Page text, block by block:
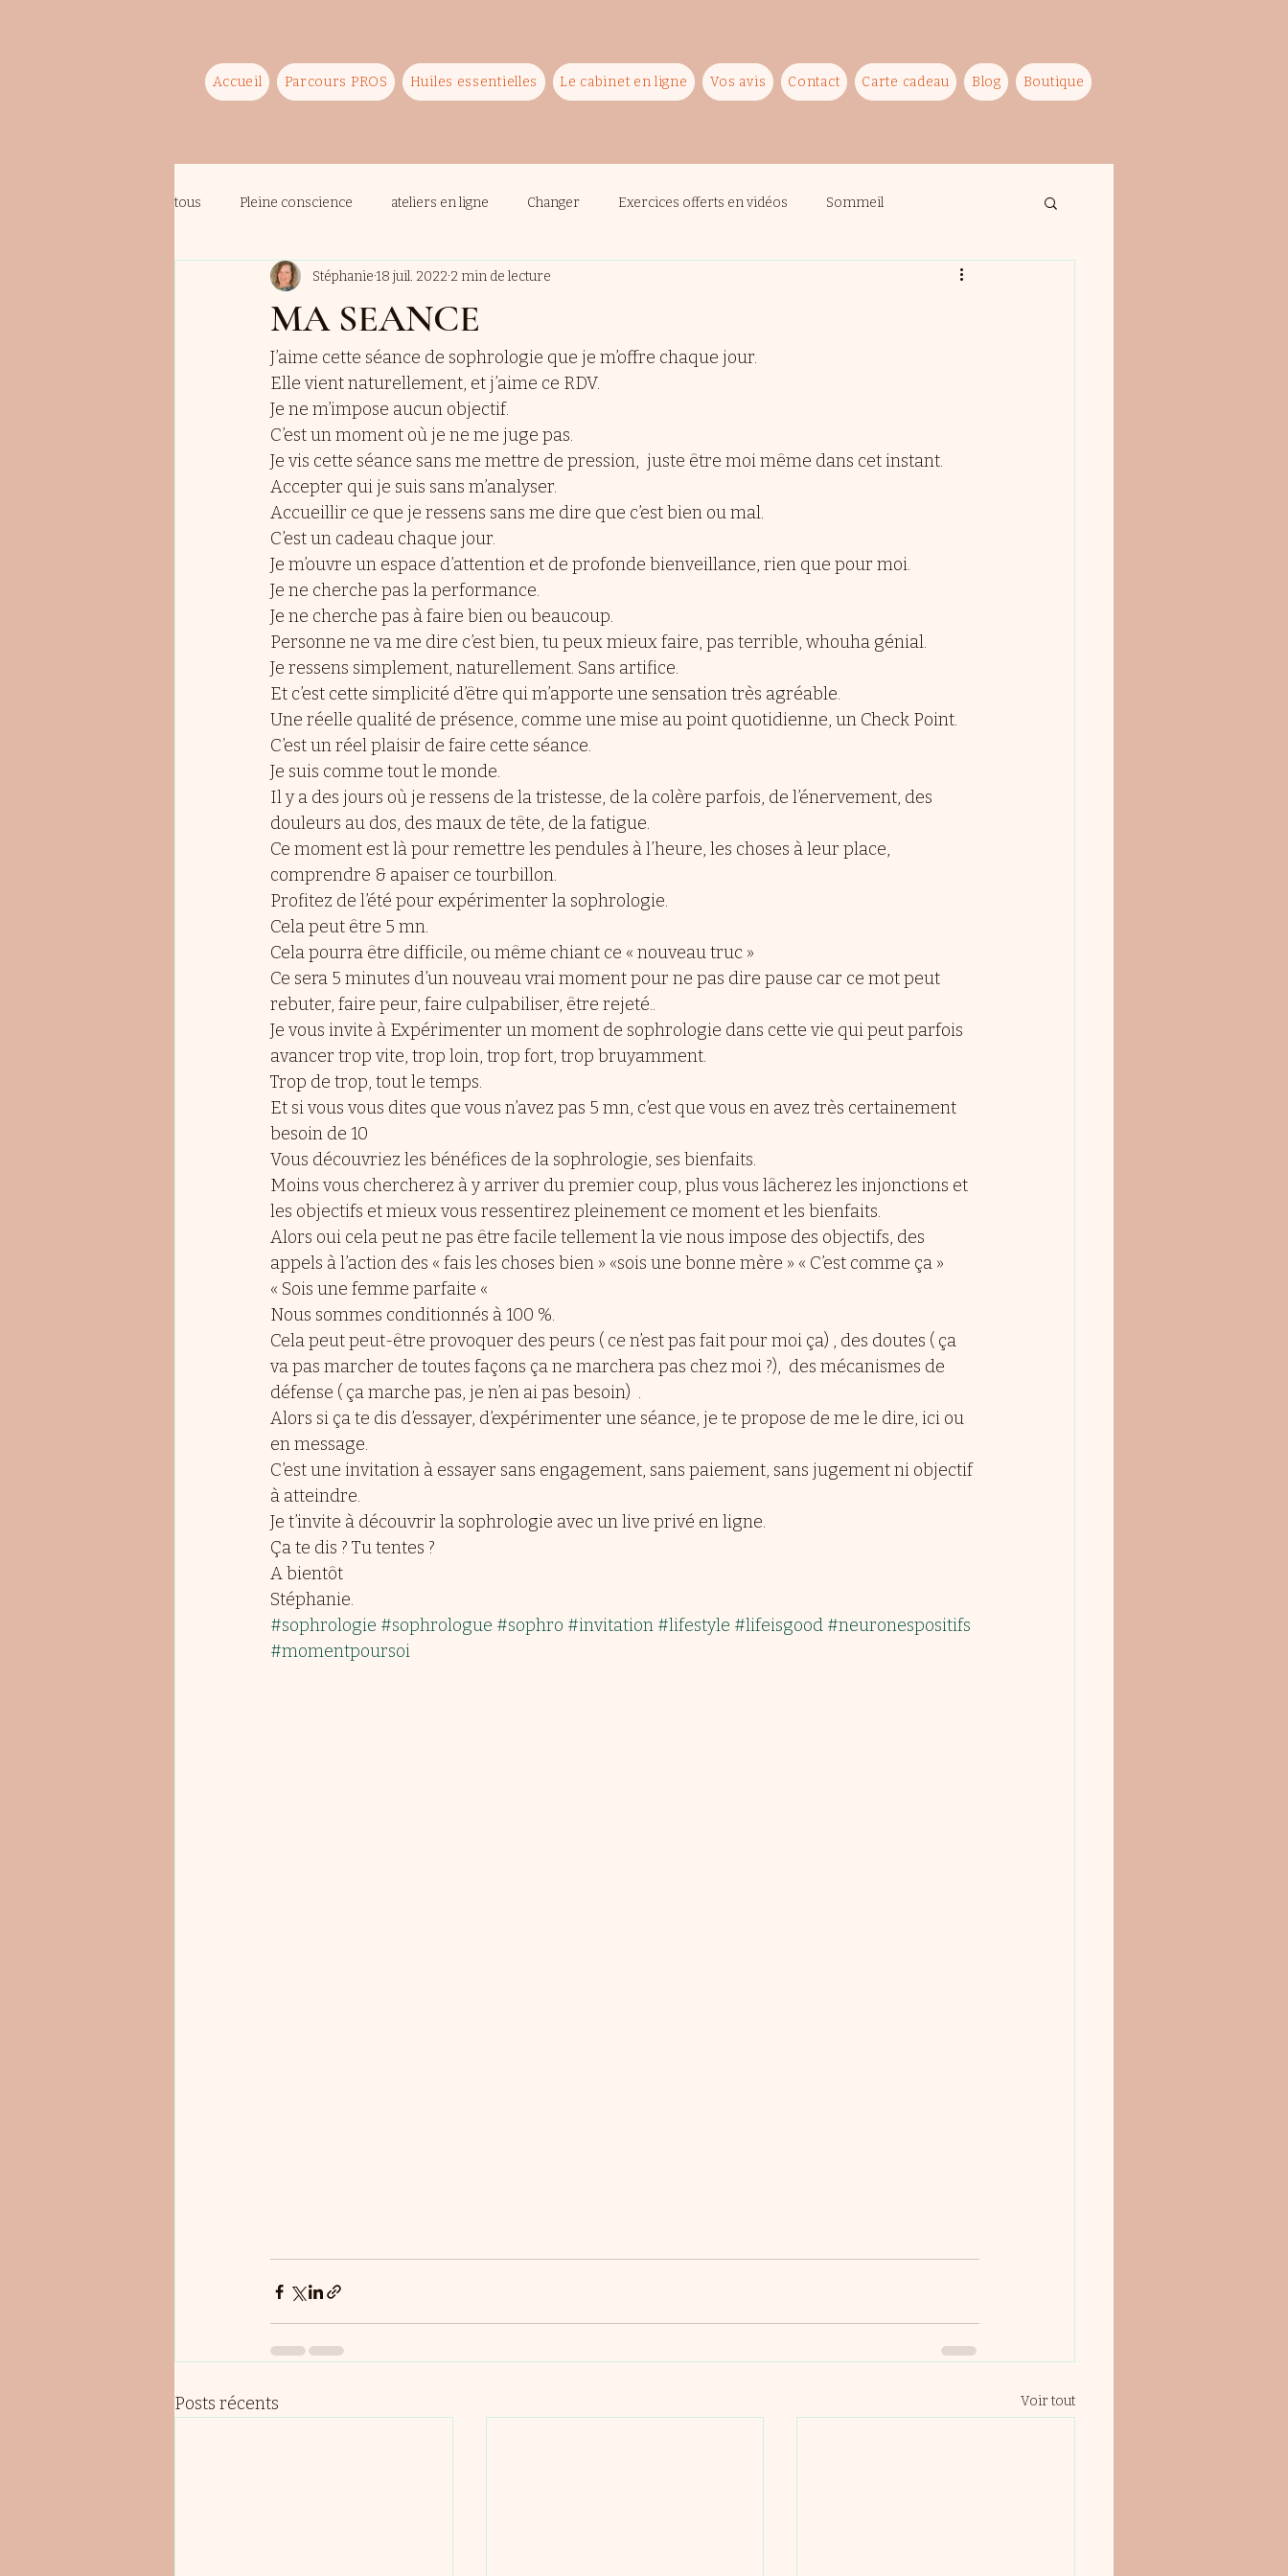
Accueil Parcours PROS Huiles essentielles Le cabinet en ligne Vos avis Contact Carte cadeau Blog Boutique
tous Pleine conscience ateliers en ligne Changer Exercices offerts en vidéos Sommeil
MA SEANCE
Stéphanie18 juil. 2022 2 min de lecture
J’aime cette séance de sophrologie que je m’offre chaque jour.
Elle vient naturellement, et j’aime ce RDV.
Je ne m’impose aucun objectif.
C’est un moment où je ne me juge pas.
Je vis cette séance sans me mettre de pression,  juste être moi même dans cet instant.
Accepter qui je suis sans m’analyser.
Accueillir ce que je ressens sans me dire que c’est bien ou mal.
C’est un cadeau chaque jour.
Je m’ouvre un espace d’attention et de profonde bienveillance, rien que pour moi.
Je ne cherche pas la performance.
Je ne cherche pas à faire bien ou beaucoup.
Personne ne va me dire c’est bien, tu peux mieux faire, pas terrible, whouha génial.
Je ressens simplement, naturellement. Sans artifice.
Et c’est cette simplicité d’être qui m’apporte une sensation très agréable.
Une réelle qualité de présence, comme une mise au point quotidienne, un Check Point.
C’est un réel plaisir de faire cette séance.
Je suis comme tout le monde.
Il y a des jours où je ressens de la tristesse, de la colère parfois, de l’énervement, des
douleurs au dos, des maux de tête, de la fatigue.
Ce moment est là pour remettre les pendules à l’heure, les choses à leur place,
comprendre & apaiser ce tourbillon.
Profitez de l’été pour expérimenter la sophrologie.
Cela peut être 5 mn.
Cela pourra être difficile, ou même chiant ce « nouveau truc »
Ce sera 5 minutes d’un nouveau vrai moment pour ne pas dire pause car ce mot peut
rebuter, faire peur, faire culpabiliser, être rejeté..
Je vous invite à Expérimenter un moment de sophrologie dans cette vie qui peut parfois
avancer trop vite, trop loin, trop fort, trop bruyamment.
Trop de trop, tout le temps.
Et si vous vous dites que vous n’avez pas 5 mn, c’est que vous en avez très certainement
besoin de 10
Vous découvriez les bénéfices de la sophrologie, ses bienfaits.
Moins vous chercherez à y arriver du premier coup, plus vous lâcherez les injonctions et
les objectifs et mieux vous ressentirez pleinement ce moment et les bienfaits.
Alors oui cela peut ne pas être facile tellement la vie nous impose des objectifs, des
appels à l’action des « fais les choses bien » «sois une bonne mère » « C’est comme ça »
« Sois une femme parfaite «
Nous sommes conditionnés à 100 %.
Cela peut peut-être provoquer des peurs ( ce n’est pas fait pour moi ça) , des doutes ( ça
va pas marcher de toutes façons ça ne marchera pas chez moi ?),  des mécanismes de
défense ( ça marche pas, je n’en ai pas besoin)  .
Alors si ça te dis d’essayer, d’expérimenter une séance, je te propose de me le dire, ici ou
en message.
C’est une invitation à essayer sans engagement, sans paiement, sans jugement ni objectif
à atteindre.
Je t’invite à découvrir la sophrologie avec un live privé en ligne.
Ça te dis ? Tu tentes ?
A bientôt
Stéphanie.
#sophrologie #sophrologue #sophro #invitation #lifestyle #lifeisgood #neuronespositifs
#momentpoursoi
Posts récents Voir tout